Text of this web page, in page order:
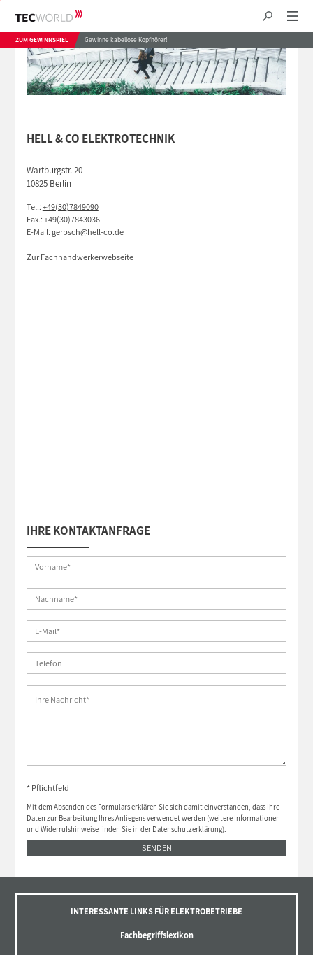
ZUM GEWINNSPIEL Gewinne kabellose Kopfhörer!
HELL & CO ELEKTROTECHNIK
Wartburgstr. 20
10825 Berlin
Tel.:+49(30)7849090
Fax.: +49(30)7843036
E-Mail:gerbsch@hell-co.de
Zur Fachhandwerkerwebseite
IHRE KONTAKTANFRAGE
* Pflichtfeld
Mit dem Absenden des Formulars erklären Sie sich damit einverstanden, dass Ihre
Daten zur Bearbeitung Ihres Anliegens verwendet werden (weitere Informationen
und Widerrufshinweise finden Sie in der Datenschutzerklärung).
SENDEN
INTERESSANTE LINKS FÜR ELEKTROBETRIEBE
Fachbegriffslexikon